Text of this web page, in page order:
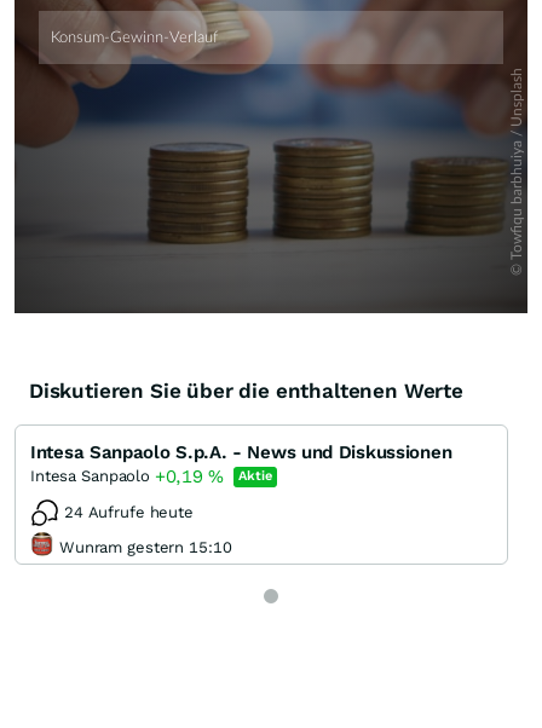
Diskutieren Sie über die enthaltenen Werte
Intesa Sanpaolo S.p.A. - News und Diskussionen
Intesa Sanpaolo +0,19% Aktie
24 Aufrufe heute
Wunram gestern 15:10